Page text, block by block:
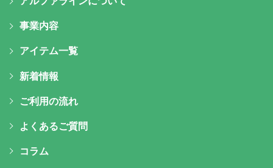
事業内容
アイテム一覧
新着情報
ご利用の流れ
よくあるご質問
コラム